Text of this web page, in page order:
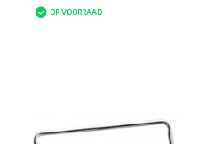
OP VOORRAAD